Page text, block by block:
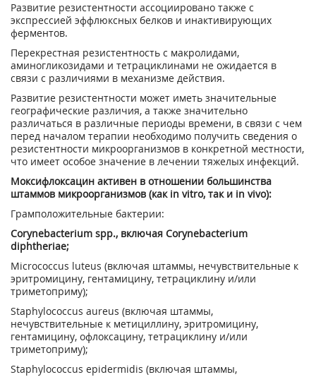
Развитие резистентности ассоциировано также с
экспрессией эффлюксных белков и инактивирующих
ферментов.
Перекрестная резистентность с макролидами,
аминогликозидами и тетрациклинами не ожидается в
связи с различиями в механизме действия.
Развитие резистентности может иметь значительные
географические различия, а также значительно
различаться в различные периоды времени, в связи с чем
перед началом терапии необходимо получить сведения о
резистентности микроорганизмов в конкретной местности,
что имеет особое значение в лечении тяжелых инфекций.
Моксифлоксацин активен в отношении большинства
штаммов микроорганизмов (как in vitro, так и in vivo):
Грамположительные бактерии:
Corynebacterium spp., включая Corynebacterium
diphtheriae;
Micrococcus luteus (включая штаммы, нечувствительные к
эритромицину, гентамицину, тетрациклину и/или
триметоприму);
Staphylococcus aureus (включая штаммы,
нечувствительные к метициллину, эритромицину,
гентамицину, офлоксацину, тетрациклину и/или
триметоприму);
Staphylococcus epidermidis (включая штаммы,